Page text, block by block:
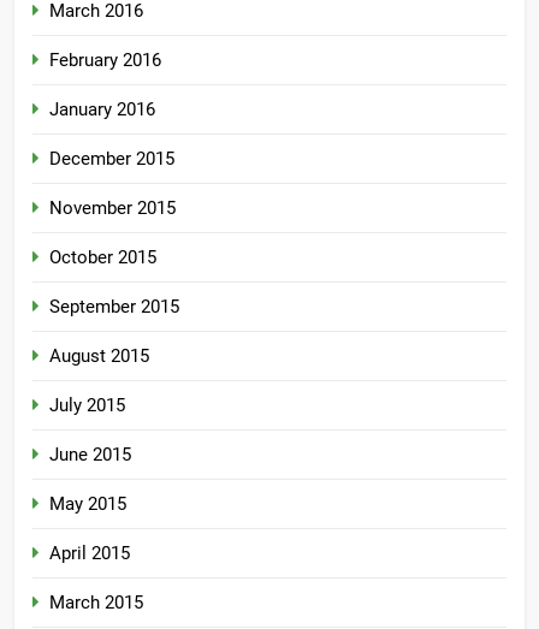
March 2016
February 2016
January 2016
December 2015
November 2015
October 2015
September 2015
August 2015
July 2015
June 2015
May 2015
April 2015
March 2015